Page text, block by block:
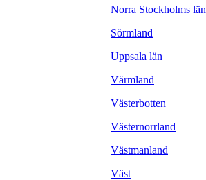
Norra Stockholms län
Sörmland
Uppsala län
Värmland
Västerbotten
Västernorrland
Västmanland
Väst